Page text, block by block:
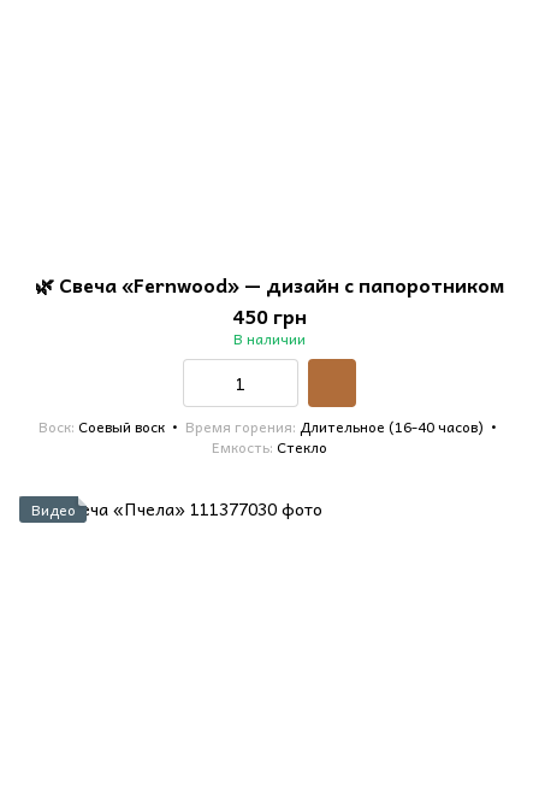
🌿 Свеча «Fernwood» — дизайн с папоротником
450 грн
В наличии
Воск Соевый воск Время горения Длительное (16-40 часов)
Емкость Стекло
Видео